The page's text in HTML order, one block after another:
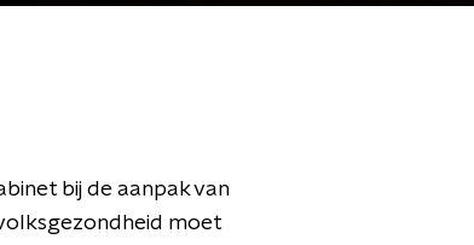
bij de aanpak van
moet